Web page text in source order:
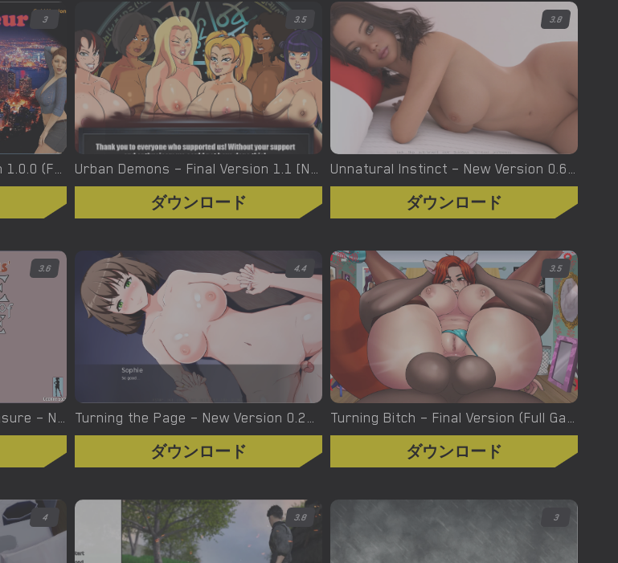
3
Urban Voyeur – New Version 1.0.0 (Full Game) [Cesar Games]
3.5
Urban Demons – Final Version 1.1 [Nergal]
ダウンロード
3.8
Unnatural Instinct – New Version 0.6 [Merizmare]
ダウンロード
3.6
Uncle Vulvius’ House of Pleasure – New Version 0.14.1 [CherrySock]
4.4
Turning the Page – New Version 0.20.1 [Azienda]
ダウンロード
3.5
Turning Bitch – Final Version (Full Game) [NowaJoestar]
ダウンロード
4 3.8 3